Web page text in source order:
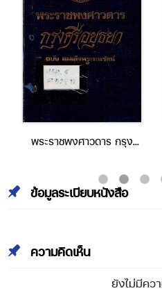
พระราชพงศาวดาร กรุง
พนรัตน์ part1
ข้อมูลระเบียบหนังสือ
ความคิดเห็น
ยังไม่มีคว